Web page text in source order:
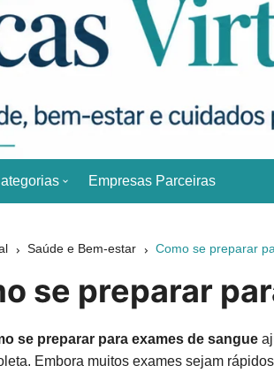
Virtuais
sobre saúde, bem-estar, beleza,
Diabetes
Emagrecimento
Empresas Parceiras
Saúde e Bem-estar Como se preparar
se preparar
se preparar para exames de sangue
Embora muitos exames sejam